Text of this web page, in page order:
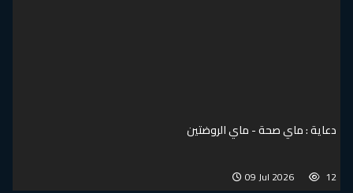
دعاية : ماي صحة - ماي الروضتين
12
09 Jul 2026